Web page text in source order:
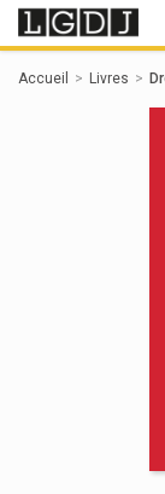
Accueil Livres
Panneau de